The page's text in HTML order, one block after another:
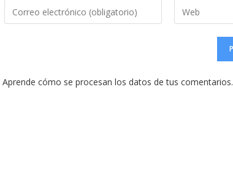
Introduce
tu
electrónico
Introduce
la
web
Aprende cómo se procesan los datos de tus comentarios.